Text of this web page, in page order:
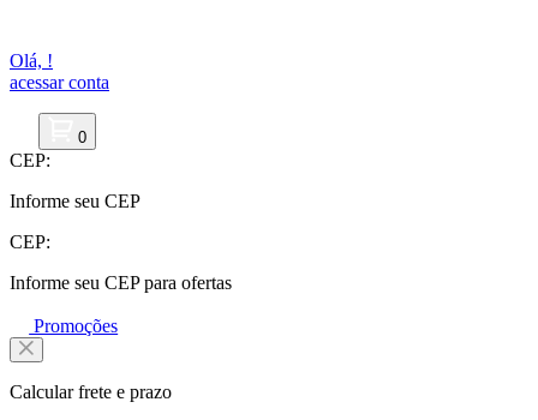
Olá, !
acessar conta
0
CEP:
Informe seu CEP
CEP:
Informe seu CEP para ofertas
Promoções
Calcular frete e prazo